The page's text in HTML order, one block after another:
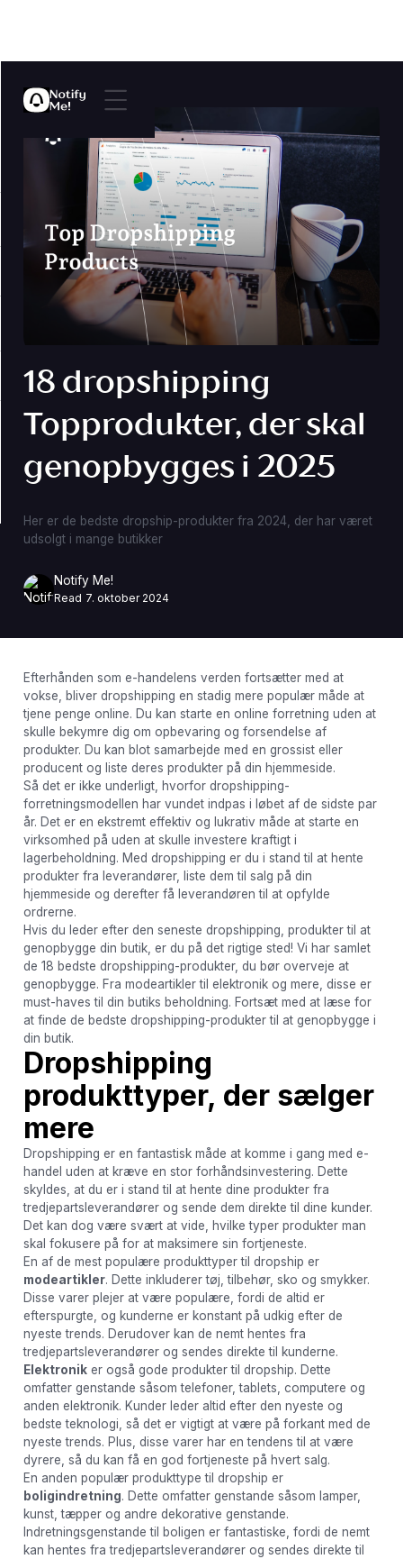
18 dropshipping
Topprodukter, der skal
genopbygges i 2025
Her er de bedste dropship-produkter fra 2024, der har været
udsolgt i mange butikker
Notify Me!
Read 7. oktober 2024
Efterhånden som e-handelens verden fortsætter med at
vokse, bliver dropshipping en stadig mere populær måde at
tjene penge online. Du kan starte en online forretning uden at
skulle bekymre dig om opbevaring og forsendelse af
produkter. Du kan blot samarbejde med en grossist eller
producent og liste deres produkter på din hjemmeside.
Så det er ikke underligt, hvorfor dropshipping-
forretningsmodellen har vundet indpas i løbet af de sidste par
år. Det er en ekstremt effektiv og lukrativ måde at starte en
virksomhed på uden at skulle investere kraftigt i
lagerbeholdning. Med dropshipping er du i stand til at hente
produkter fra leverandører, liste dem til salg på din
hjemmeside og derefter få leverandøren til at opfylde
ordrerne.
Hvis du leder efter den seneste dropshipping, produkter til at
genopbygge din butik, er du på det rigtige sted! Vi har samlet
de 18 bedste dropshipping-produkter, du bør overveje at
genopbygge. Fra modeartikler til elektronik og mere, disse er
must-haves til din butiks beholdning. Fortsæt med at læse for
at finde de bedste dropshipping-produkter til at genopbygge i
din butik.
Dropshipping
produkttyper, der sælger
mere
Dropshipping er en fantastisk måde at komme i gang med e-
handel uden at kræve en stor forhåndsinvestering. Dette
skyldes, at du er i stand til at hente dine produkter fra
tredjepartsleverandører og sende dem direkte til dine kunder.
Det kan dog være svært at vide, hvilke typer produkter man
skal fokusere på for at maksimere sin fortjeneste.
En af de mest populære produkttyper til dropship er
modeartikler. Dette inkluderer tøj, tilbehør, sko og smykker.
Disse varer plejer at være populære, fordi de altid er
efterspurgte, og kunderne er konstant på udkig efter de
nyeste trends. Derudover kan de nemt hentes fra
tredjepartsleverandører og sendes direkte til kunderne.
Elektroniker også gode produkter til dropship. Dette
omfatter genstande såsom telefoner, tablets, computere og
anden elektronik. Kunder leder altid efter den nyeste og
bedste teknologi, så det er vigtigt at være på forkant med de
nyeste trends. Plus, disse varer har en tendens til at være
dyrere, så du kan få en god fortjeneste på hvert salg.
En anden populær produkttype til dropship er
boligindretning. Dette omfatter genstande såsom lamper,
kunst, tæpper og andre dekorative genstande.
Indretningsgenstande til boligen er fantastiske, fordi de nemt
kan hentes fra tredjepartsleverandører og sendes direkte til